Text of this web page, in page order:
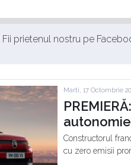
Fii prietenul nostru pe
Marti, 17 Octombrie
Constructorul
cu zero emisii